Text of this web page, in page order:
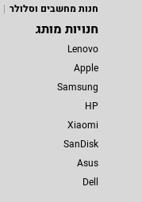
חנות מחשבים וסלולר
חנויות מותג
Lenovo
Apple
Samsung
HP
Xiaomi
SanDisk
Asus
Dell